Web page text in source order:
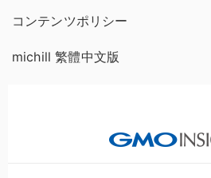
コンテンツポリシー
michill 繁體中文版